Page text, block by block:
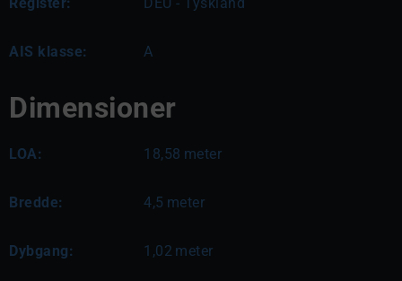
AIS klasse: A
Dimensioner
LOA: 18,58 meter
Bredde: 4,5 meter
Dybgang: 1,02 meter